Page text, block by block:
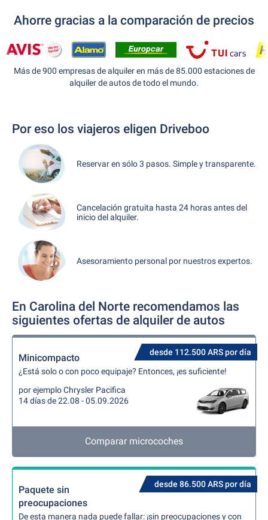
Ahorre gracias a la comparación de precios
Más de 900 empresas de alquiler en más de 85.000 estaciones de
alquiler de autos de todo el mundo.
Por eso los viajeros eligen Driveboo
Reservar en sólo 3 pasos. Simple y transparente.
Cancelación gratuita hasta 24 horas antes del
inicio del alquiler.
Asesoramiento personal por nuestros expertos.
En Carolina del Norte recomendamos las
siguientes ofertas de alquiler de autos
desde 112.500 ARS por día
Minicompacto
¿Está solo o con poco equipaje? Entonces, ¡es suficiente!
por ejemplo Chrysler Pacifica
14 días de 22.08 - 05.09.2026
Comparar microcoches
desde 86.500 ARS por día
Paquete sin
preocupaciones
De esta manera nada puede fallar: ¡sin preocupaciones y con